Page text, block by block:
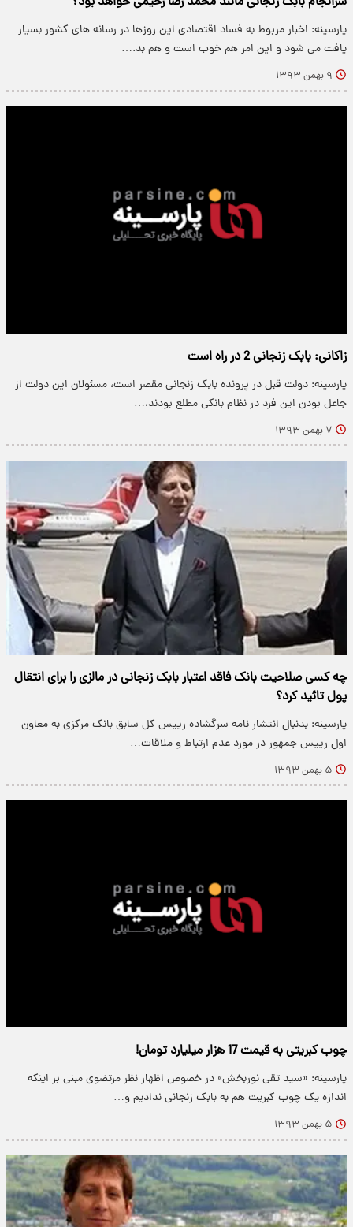
پارسینه: اخبار مربوط به فساد اقتصادی این روزها در رسانه های کشور بسیار
یافت می شود و این امر هم خوب است و هم بد.…
۹ بهمن ۱۳۹۳
زاکانی: بابک زنجانی 2 در راه است
پارسینه: دولت قبل در پرونده بابک زنجانی مقصر است، مسئولان این دولت از
جاعل بودن این فرد در نظام بانکی مطلع بودند،…
۷ بهمن ۱۳۹۳
چه کسی صلاحیت بانک فاقد اعتبار بابک زنجانی در مالزی را برای انتقال
پول تائید کرد؟
پارسینه: بدنبال انتشار نامه سرگشاده رییس کل سابق بانک مرکزی به معاون
اول رییس جمهور در مورد عدم ارتباط و ملاقات…
۵ بهمن ۱۳۹۳
چوب کبریتی به قیمت 17 هزار میلیارد تومان!
پارسینه: «سید تقی نوربخش» در خصوص اظهار نظر مرتضوی مبنی بر اینکه
اندازه یک چوب کبریت هم به بابک زنجانی ندادیم و…
۵ بهمن ۱۳۹۳